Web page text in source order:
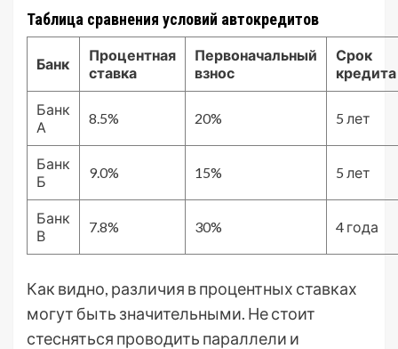
Таблица сравнения условий автокредитов
Банк
Процентная
ставка
Первоначальный
взнос
Срок
кредита
Банк
А
8.5% 20% 5 лет
Банк
Б
9.0% 15% 5 лет
Банк
В
7.8% 30% 4 года
Как видно, различия в процентных ставках
могут быть значительными. Не стоит
стесняться проводить параллели и